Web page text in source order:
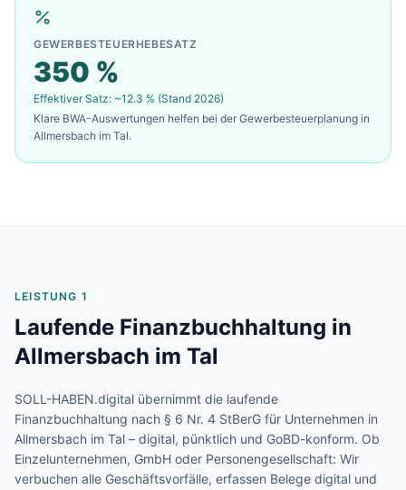
GEWERBESTEUERHEBESATZ
350 %
Effektiver Satz: ~12.3 % (Stand 2026)
Klare BWA-Auswertungen helfen bei der Gewerbesteuerplanung in
Allmersbach im Tal.
LEISTUNG 1
Laufende Finanzbuchhaltung in
Allmersbach im Tal
SOLL-HABEN.digital übernimmt die laufende
Finanzbuchhaltung nach § 6 Nr. 4 StBerG für Unternehmen in
Allmersbach im Tal – digital, pünktlich und GoBD-konform. Ob
Einzelunternehmen, GmbH oder Personengesellschaft: Wir
verbuchen alle Geschäftsvorfälle, erfassen Belege digital und